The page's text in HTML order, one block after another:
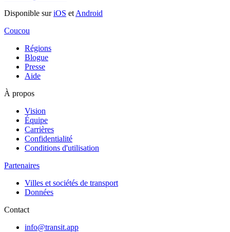
Disponible suriOS et Android
Coucou
Régions
Blogue
Presse
Aide
À propos
Vision
Équipe
Carrières
Confidentialité
Conditions d'utilisation
Partenaires
Villes et sociétés de transport
Données
Contact
info@transit.app